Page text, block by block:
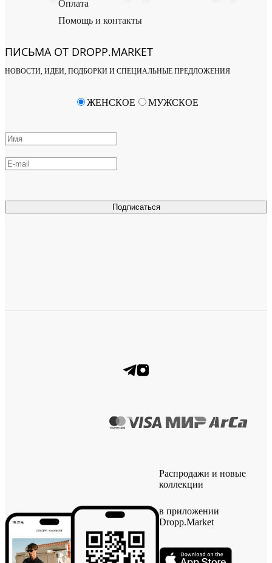
Оплата
Помощь и контакты
ПИСЬМА ОТ DROPP.MARKET
НОВОСТИ, ИДЕИ, ПОДБОРКИ И СПЕЦИАЛЬНЫЕ ПРЕДЛОЖЕНИЯ
Подписаться
ЖЕНСКОЕ МУЖСКОЕ
Распродажи и новые
коллекции
в приложении
Dropp.Market